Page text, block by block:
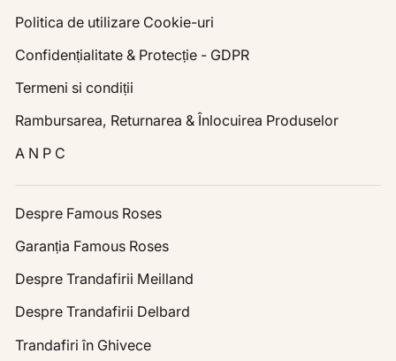
Politica de utilizare Cookie-uri
Confidențialitate & Protecție - GDPR
Termeni si condiții
Rambursarea, Returnarea & Înlocuirea Produselor
A N P C
Despre Famous Roses
Garanția Famous Roses
Despre Trandafirii Meilland
Despre Trandafirii Delbard
Trandafiri în Ghivece